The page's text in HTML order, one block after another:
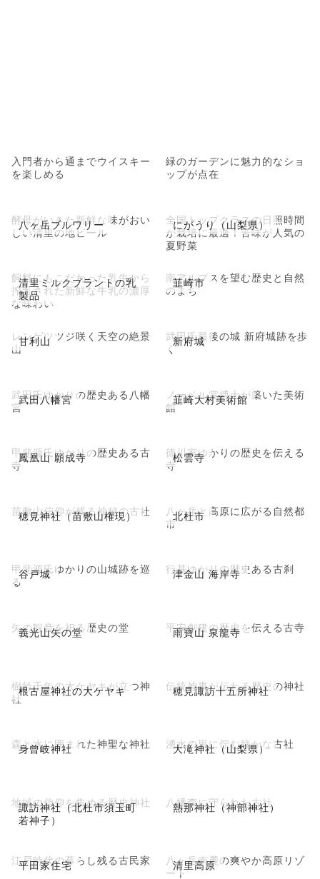
入門者から通までウイスキー
を楽しめる
緑のガーデンに魅力的なショ
ップが点在
八ヶ岳ブルワリー
酵母がいきた新鮮な味がおい
しい清里の地ビール
にがうり（山梨県）
全国トップクラスの日照時間
が栽培に最適！苦味が人気の
夏野菜
清里ミルクプラントの乳
製品
飼料にもこだわった乳牛から
搾乳された新鮮な牛乳の濃厚
な味わい
韮崎市
南アルプスを望む歴史と自然
のまち
甘利山
レンゲツツジ咲く天空の絶景
山
新府城
武田氏最後の城 新府城跡を歩
く
武田八幡宮
武田氏ゆかりの歴史ある八幡
宮
韮崎大村美術館
ノーベル賞博士が築いた美術
館
鳳凰山 願成寺
甲斐源氏ゆかりの歴史ある古
寺
松雲寺
徳川家ゆかりの歴史を伝える
寺
穂見神社（苗敷山権現）
苗敷山信仰が残る神秘の古社 北杜市
八ヶ岳と高原に広がる自然都
市
谷戸城
甲斐源氏ゆかりの山城跡を巡
る
津金山 海岸寺
行基ゆかりの歴史ある古刹
義光山矢の堂
矢の観音を祀る歴史の堂 雨寶山 泉龍寺
平安創建の歴史を伝える古寺
根古屋神社の大ケヤキ
樹齢千年の大ケヤキが立つ神
社
穂見諏訪十五所神社
伝統神事が伝わる歴史の神社
身曾岐神社
森と水に囲まれた神聖な神社 大滝神社（山梨県）
湧水の里に佇む静かな古社
諏訪神社（北杜市須玉町
若神子）
地域の信仰を集める歴史神社 熱那神社（神部神社）
八幡森に守られた古社
平田家住宅
江戸時代の暮らし残る古民家 清里高原
八ヶ岳南麓の爽やか高原リゾ
ート